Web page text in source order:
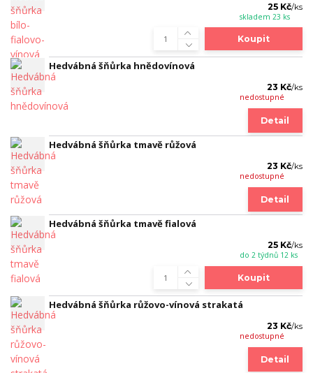
25 Kč/ks
skladem 23 ks
Koupit
Hedvábná šňůrka hnědovínová
23 Kč/ks
nedostupné
Detail
Hedvábná šňůrka tmavě růžová
23 Kč/ks
nedostupné
Detail
Hedvábná šňůrka tmavě fialová
25 Kč/ks
do 2 týdnů 12 ks
Koupit
Hedvábná šňůrka růžovo-vínová strakatá
23 Kč/ks
nedostupné
Detail